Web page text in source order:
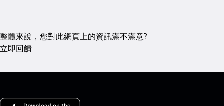
整體來說，您對此網頁上的資訊滿不滿意?
立即回饋